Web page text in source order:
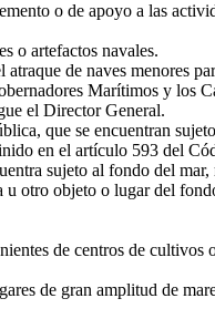
o de apoyo a las
o artefactos navales.
de naves menores
Marítimos y los
el Director General.
que se encuentran
en el artículo 593 del
sujeto al fondo del
otro objeto o lugar del
de centros de cultivos
de gran amplitud de